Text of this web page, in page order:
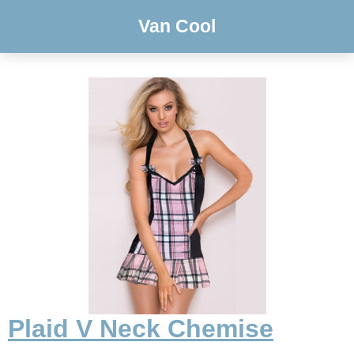
Van Cool
Plaid V Neck Chemise